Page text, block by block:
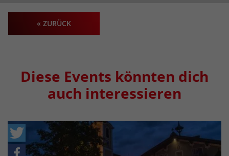
« ZURÜCK
Diese Events könnten dich
auch interessieren